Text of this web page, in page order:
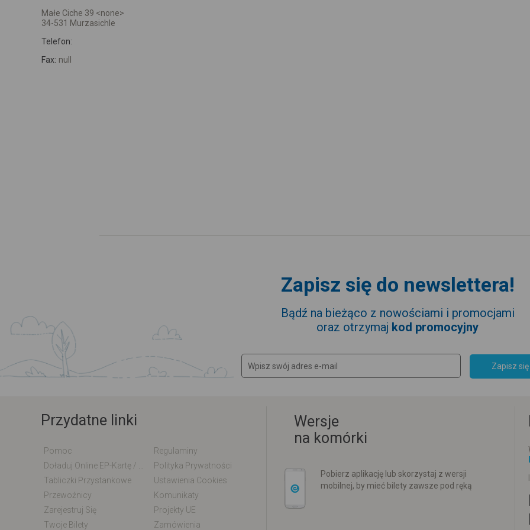
Małe Ciche 39 <none>
34-531 Murzasichle
Telefon:
Fax: null
Zapisz się do newslettera!
Bądź na bieżąco z nowościami i promocjami
oraz otrzymaj kod promocyjny
Zapisz się
Przydatne linki
Pomoc
Regulaminy
Polityka Prywatności
Tabliczki Przystankowe
Ustawienia Cookies
Przewoźnicy
Komunikaty
Zarejestruj Się
Projekty UE
Twoje Bilety
Zamówienia
Wersje
na komórki
Pobierz aplikację lub skorzystaj z wersji
mobilnej, by mieć bilety zawsze pod ręką